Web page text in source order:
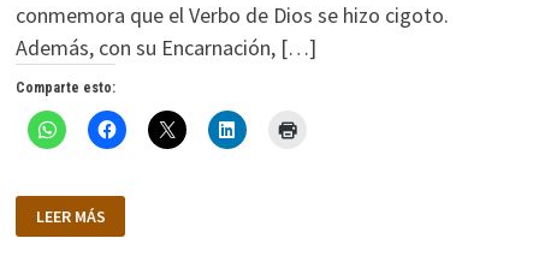
conmemora que el Verbo de Dios se hizo cigoto.
Además, con su Encarnación, […]
Comparte esto:
NUEVA
CULTURA
LEER MÁS